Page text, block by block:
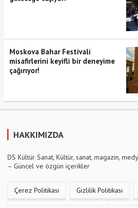
Moskova Bahar Festivali
misafirlerini keyifli bir deneyime
çağırıyor!
HAKKIMIZDA
DS Kültür Sanat, Kültür, sanat, magazin,
– Güncel ve özgün içerikler
Çerez Politikası Gizlilik Politikası